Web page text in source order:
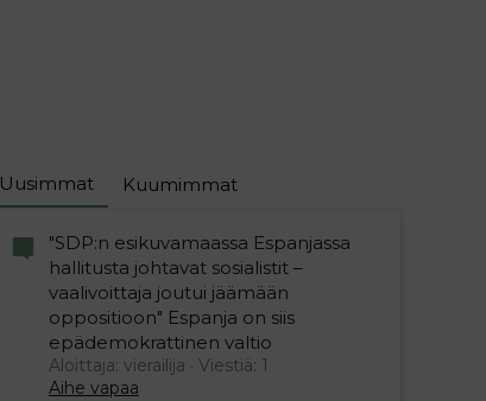
Uusimmat Kuumimmat
"SDP:n esikuvamaassa Espanjassa
hallitusta johtavat sosialistit –
vaalivoittaja joutui jäämään
oppositioon" Espanja on siis
epädemokrattinen valtio
Aloittaja: vierailija
Viestiä: 1
Aihe vapaa